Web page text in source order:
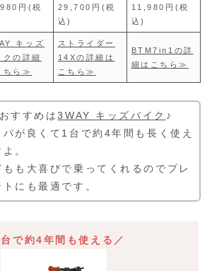
円(税
29,700円(税
込)
11,980円(税
込)
キッズ
クの詳細
ちら≫
ストライダー
14Xの詳細は
こちら≫
BTM7in1の詳
細はこちら≫
すすめは3WAY キッズバイク ♪
パが良くて1台で約4年間も長く使え
。
もも大喜びで乗ってくれるのでプレ
トにも最適です。
で約4年間も使える／